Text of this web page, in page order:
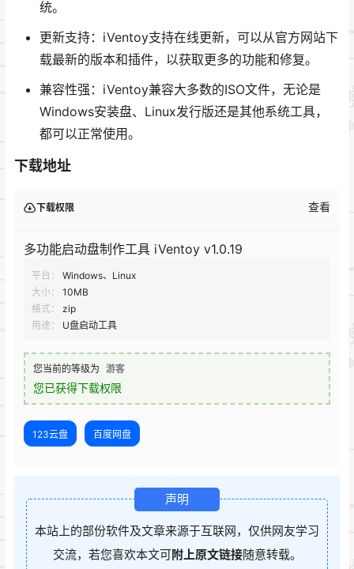
统。
更新支持：iVentoy支持在线更新，可以从官方网站下
载最新的版本和插件，以获取更多的功能和修复。
兼容性强：iVentoy兼容大多数的ISO文件，无论是
Windows安装盘、Linux发行版还是其他系统工具，
都可以正常使用。
下载地址
下载权限 查看
多功能启动盘制作工具 iVentoy v1.0.19
平台：
Windows、Linux
大小：
10MB
格式：
zip
用途：
U盘启动工具
您当前的等级为 游客
您已获得下载权限
123云盘 百度网盘
声明
本站上的部份软件及文章来源于互联网，仅供网友学习
交流，若您喜欢本文可附上原文链接随意转载。